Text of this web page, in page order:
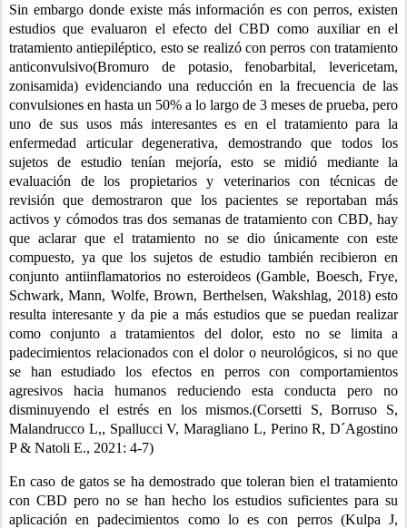
Sin embargo donde existe más información es con perros, existen
estudios que evaluaron el efecto del CBD como auxiliar en el
tratamiento antiepiléptico, esto se realizó con perros con tratamiento
anticonvulsivo(Bromuro de potasio, fenobarbital, levericetam,
zonisamida) evidenciando una reducción en la frecuencia de las
convulsiones en hasta un 50% a lo largo de 3 meses de prueba, pero
uno de sus usos más interesantes es en el tratamiento para la
enfermedad articular degenerativa, demostrando que todos los
sujetos de estudio tenían mejoría, esto se midió mediante la
evaluación de los propietarios y veterinarios con técnicas de
revisión que demostraron que los pacientes se reportaban más
activos y cómodos tras dos semanas de tratamiento con CBD, hay
que aclarar que el tratamiento no se dio únicamente con este
compuesto, ya que los sujetos de estudio también recibieron en
conjunto antiinflamatorios no esteroideos (Gamble, Boesch, Frye,
Schwark, Mann, Wolfe, Brown, Berthelsen, Wakshlag, 2018) esto
resulta interesante y da pie a más estudios que se puedan realizar
como conjunto a tratamientos del dolor, esto no se limita a
padecimientos relacionados con el dolor o neurológicos, si no que
se han estudiado los efectos en perros con comportamientos
agresivos hacia humanos reduciendo esta conducta pero no
disminuyendo el estrés en los mismos.(Corsetti S, Borruso S,
Malandrucco L,, Spallucci V, Maragliano L, Perino R, D´Agostino
P & Natoli E., 2021: 4-7)
En caso de gatos se ha demostrado que toleran bien el tratamiento
con CBD pero no se han hecho los estudios suficientes para su
aplicación en padecimientos como lo es con perros (Kulpa J,